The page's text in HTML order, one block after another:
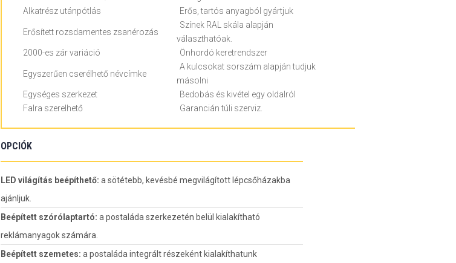
Alkatrész utánpótlás
Erős, tartós anyagból gyártjuk
Erősített rozsdamentes zsanérozás
Színek RAL skála alapján
választhatóak.
2000-es zár variáció
Önhordó keretrendszer
Egyszerűen cserélhető névcímke
A kulcsokat sorszám alapján tudjuk
másolni
Egységes szerkezet
Bedobás és kivétel egy oldalról
Falra szerelhető
Garancián túli szerviz.
OPCIÓK
LED világítás beépíthető: a sötétebb, kevésbé megvilágított lépcsőházakba
ajánljuk.
Beépített szórólaptartó: a postaláda szerkezetén belül kialakítható
reklámanyagok számára.
Beépített szemetes: a postaláda integrált részeként kialakíthatunk